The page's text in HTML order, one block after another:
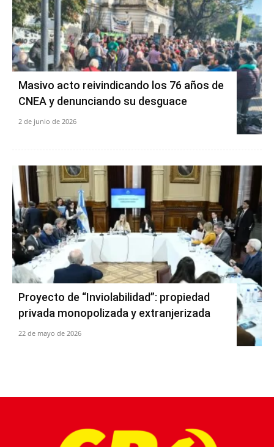
Masivo acto reivindicando los 76 años de
CNEA y denunciando su desguace
2 de junio de 2026
Proyecto de “Inviolabilidad”: propiedad
privada monopolizada y extranjerizada
22 de mayo de 2026